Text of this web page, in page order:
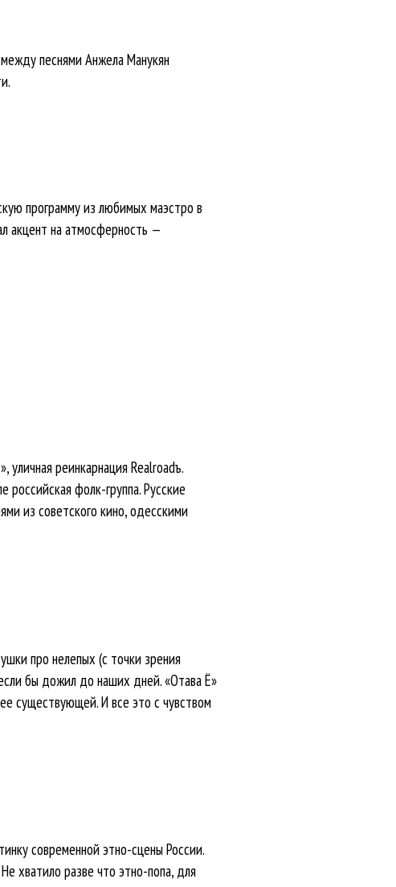
песнями Анжела Манукян
программу из любимых маэстро в
акцент на атмосферность —
уличная реинкарнация Realroadъ.
фолк-группа. Русские
из советского кино, одесскими
про нелепых (с точки зрения
бы дожил до наших дней. «Отава Ё»
существующей. И все это с чувством
современной этно-сцены России.
хватило разве что этно-попа, для